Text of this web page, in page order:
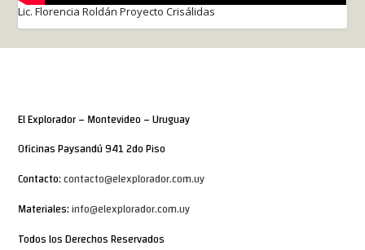
Lic. Florencia Roldán Proyecto Crisálidas
El Explorador – Montevideo – Uruguay
Oficinas Paysandú 941 2do Piso
Contacto:contacto@elexplorador.com.uy
Materiales:info@elexplorador.com.uy
Todos los Derechos Reservados